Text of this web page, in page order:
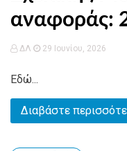
αναφοράς:
ΔΛ 29 Ιουνίου, 2026
Εδώ...
Διαβάστε